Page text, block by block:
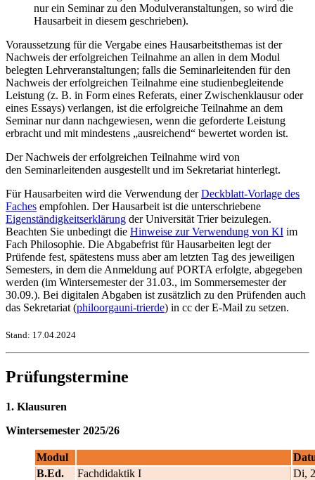
nur ein Seminar zu den Modulveranstaltungen, so wird die
Hausarbeit in diesem geschrieben).
Voraussetzung für die Vergabe eines Hausarbeitsthemas ist der
Nachweis der erfolgreichen Teilnahme an allen in dem Modul
belegten Lehrveranstaltungen; falls die Seminarleitenden für den
Nachweis der erfolgreichen Teilnahme eine studienbegleitende
Leistung (z. B. in Form eines Referats, einer Zwischenklausur oder
eines Essays) verlangen, ist die erfolgreiche Teilnahme an dem
Seminar nur dann nachgewiesen, wenn die geforderte Leistung
erbracht und mit mindestens „ausreichend“ bewertet worden ist.
Der Nachweis der erfolgreichen Teilnahme wird von
den Seminarleitenden ausgestellt und im Sekretariat hinterlegt.
Für Hausarbeiten wird die Verwendung derDeckblatt-Vorlage des
Faches empfohlen. Der Hausarbeit ist die unterschriebene
Eigenständigkeitserklärung der Universität Trier beizulegen.
Beachten Sie unbedingt die Hinweise zur Verwendung von KI im
Fach Philosophie. Die Abgabefrist für Hausarbeiten legt der
Prüfende fest, spätestens muss aber am letzten Tag des jeweiligen
Semesters, in dem die Anmeldung auf PORTA erfolgte, abgegeben
werden (im Wintersemester der 31.03., im Sommersemester der
30.09.). Bei digitalen Abgaben ist zusätzlich zu den Prüfenden auch
das Sekretariat (philoorgauni-trierde) in cc der E-Mail zu setzen.
Stand: 17.04.2024
Prüfungstermine
1. Klausuren
Wintersemester 2025/26
Modul
B.Ed.
Fachdidaktik I
Di,